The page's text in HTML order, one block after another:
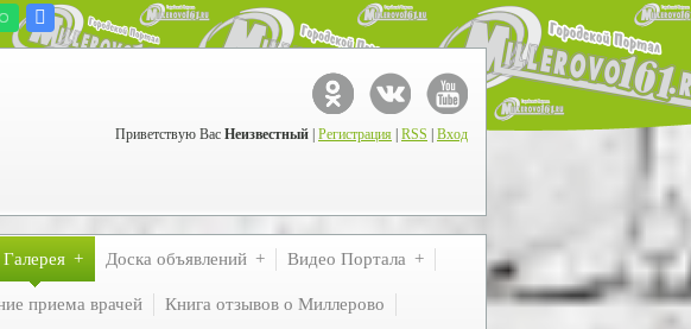
Приветствую Вас Неизвестный Регистрация RSS Вход
Галерея Доска объявлений Видео Портала
приема врачей Книга отзывов о Миллерово